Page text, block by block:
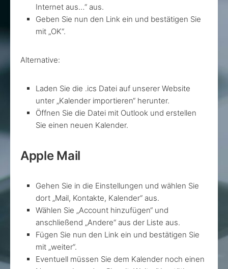
Internet aus…“ aus.
Geben Sie nun den Link ein und bestätigen Sie
mit „OK“.
Alternative:
Laden Sie die .ics Datei auf unserer Website
unter „Kalender importieren“ herunter.
Öffnen Sie die Datei mit Outlook und erstellen
Sie einen neuen Kalender.
Apple Mail
Gehen Sie in die Einstellungen und wählen Sie
dort „Mail, Kontakte, Kalender“ aus.
Wählen Sie „Account hinzufügen“ und
anschließend „Andere“ aus der Liste aus.
Fügen Sie nun den Link ein und bestätigen Sie
mit „weiter“.
Eventuell müssen Sie dem Kalender noch einen